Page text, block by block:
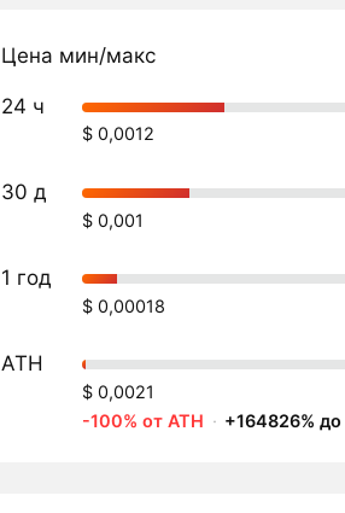
Цена мин/макс
24 ч
$ 0,0012
30 д
$ 0,001
1 год
$ 0,00018
ATH
$ 0,0021
-100% от ATH · +164826% до